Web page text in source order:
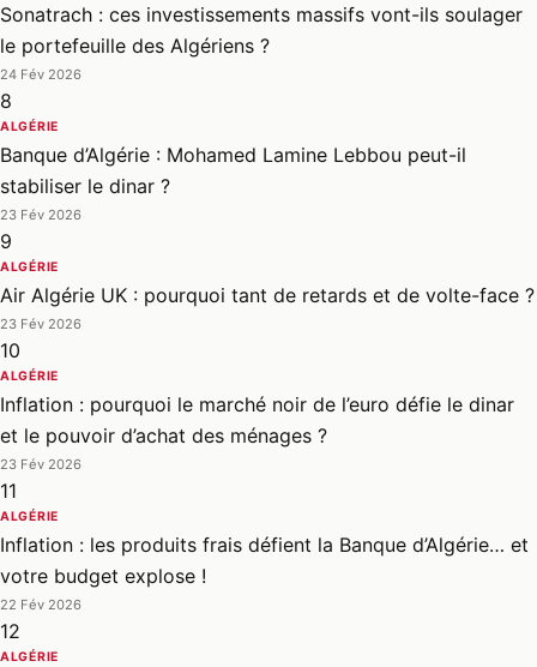
Sonatrach : ces investissements massifs vont-ils soulager
le portefeuille des Algériens ?
24 Fév 2026
8
ALGÉRIE
Banque d’Algérie : Mohamed Lamine Lebbou peut-il
stabiliser le dinar ?
23 Fév 2026
9
ALGÉRIE
Air Algérie UK : pourquoi tant de retards et de volte-face ?
23 Fév 2026
10
ALGÉRIE
Inflation : pourquoi le marché noir de l’euro défie le dinar
et le pouvoir d’achat des ménages ?
23 Fév 2026
11
ALGÉRIE
Inflation : les produits frais défient la Banque d’Algérie… et
votre budget explose !
22 Fév 2026
12
ALGÉRIE